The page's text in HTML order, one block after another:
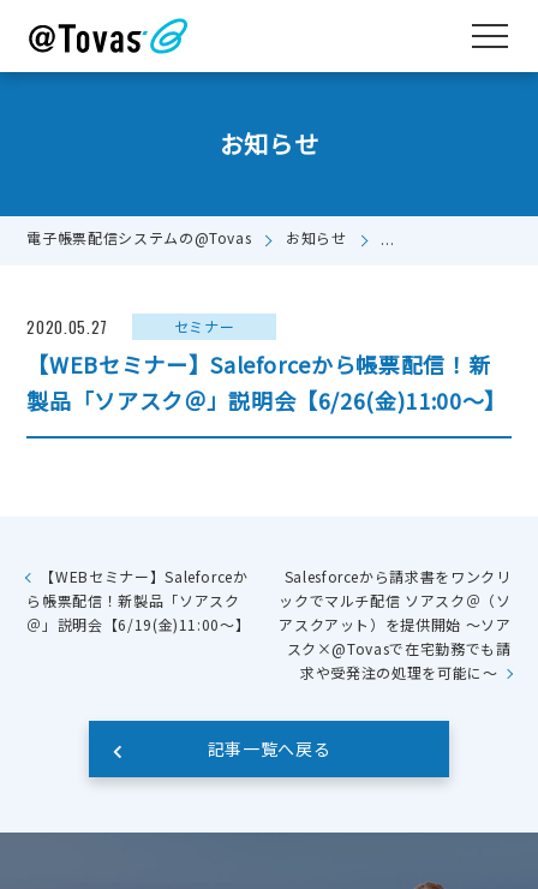
お知らせ
電子帳票配信システムの@Tovas お知らせ
2020.05.27 セミナー
【WEBセミナー】Saleforceから帳票配信！新
製品「ソアスク＠」説明会【6/26(金)11:00～】
【WEBセミナー】Saleforceか
ら帳票配信！新製品「ソアスク
＠」説明会【6/19(金)11:00～】
Salesforceから請求書をワンクリ
ックでマルチ配信 ソアスク＠（ソ
アスクアット）を提供開始 ～ソア
スク×@Tovasで在宅勤務でも請
求や受発注の処理を可能に～
記事一覧へ戻る